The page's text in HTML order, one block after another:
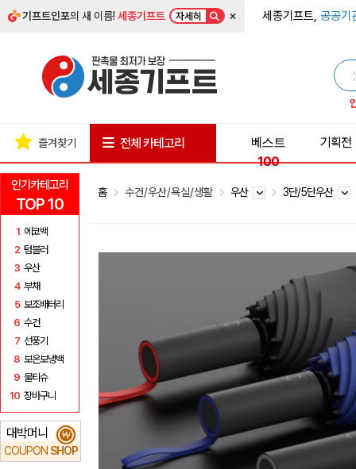
기프트인포의 새 이름!세종기프트 자세히 × 세종기프트, 공공기
인기카테고리
TOP 10
1 에코백
2 텀블러
3 우산
4 부채
5 보조배터리
6 수건
7 선풍기
8 보온보냉백
9 물티슈
10 장바구니
대박머니
COUPON SHOP
₩
즐겨찾기 전체 카테고리
베스트
100
기획전
홈 수건/우산/욕실/생활 우산 3단/5단우산